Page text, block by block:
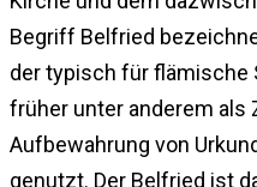
Begriff Belfried
der typisch für flämische
früher unter anderem als
Aufbewahrung von
genutzt. Der Belfried ist